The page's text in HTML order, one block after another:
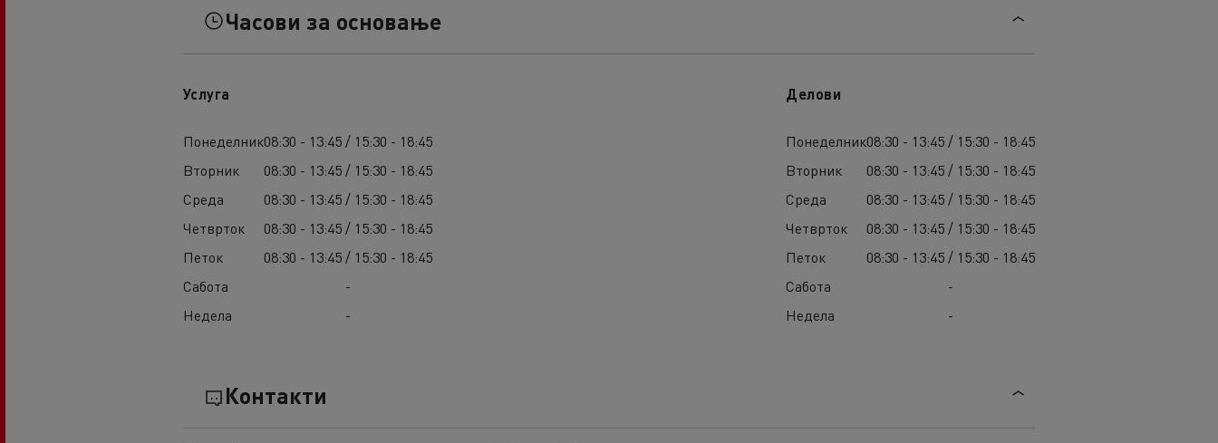
Часови за основање
Услуга
Понеделник08:30 - 13:45 / 15:30 - 18:45
Вторник
08:30 - 13:45 / 15:30 - 18:45
Среда
08:30 - 13:45 / 15:30 - 18:45
Четврток
08:30 - 13:45 / 15:30 - 18:45
Петок
08:30 - 13:45 / 15:30 - 18:45
Сабота
-
Недела
-
Делови
Понеделник08:30 - 13:45 / 15:30 - 18:45
Вторник
08:30 - 13:45 / 15:30 - 18:45
Среда
08:30 - 13:45 / 15:30 - 18:45
Четврток
08:30 - 13:45 / 15:30 - 18:45
Петок
08:30 - 13:45 / 15:30 - 18:45
Сабота
-
Недела
-
Контакти